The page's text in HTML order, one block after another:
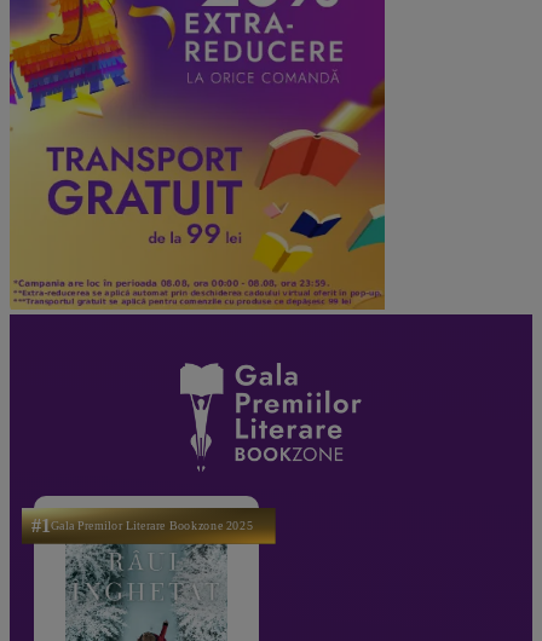
#1Gala Premilor Literare Bookzone 2025